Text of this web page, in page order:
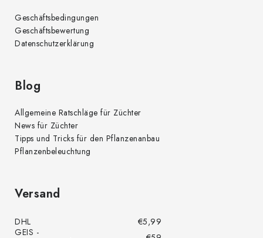
Geschäftsbedingungen
Geschäftsbewertung
Datenschutzerklärung
Blog
Allgemeine Ratschläge für Züchter
News für Züchter
Tipps und Tricks für den Pflanzenanbau
Pflanzenbeleuchtung
Versand
DHL
€5,99
GEIS -